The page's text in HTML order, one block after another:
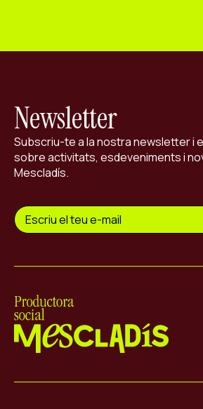
Newsletter
Subscriu-te a la nostra newsletter i
sobre activitats, esdeveniments i
Mescladís.